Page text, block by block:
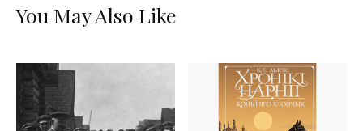
You May Also Like